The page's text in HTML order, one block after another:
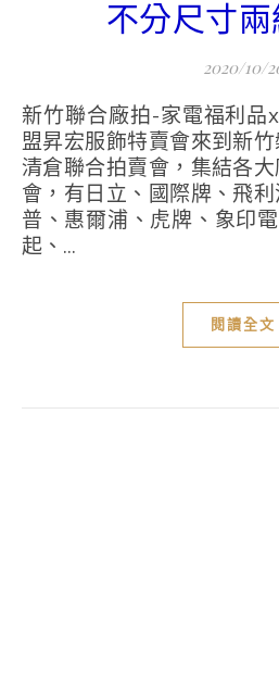
不分尺寸
2020/10/
新竹聯合廠拍-家電福利品x柔美寢具xMLB大聯
盟昇宏服飾特賣會來到新
清倉聯合拍賣會，集結各
會，有日立、國際牌、飛
普、惠爾浦、虎牌、象印
起、...
閱讀全文